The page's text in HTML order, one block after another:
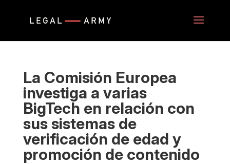
La Comisión Europea
investiga a varias
BigTech en relación con
sus sistemas de
verificación de edad y
promoción de contenido